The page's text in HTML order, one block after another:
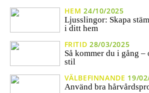
HEM 24/10/2025
Ljusslingor: Skapa
i ditt hem
FRITID 28/03/2025
Så kommer du i gång
stil
VÄLBEFINNANDE 19/
Använd bra